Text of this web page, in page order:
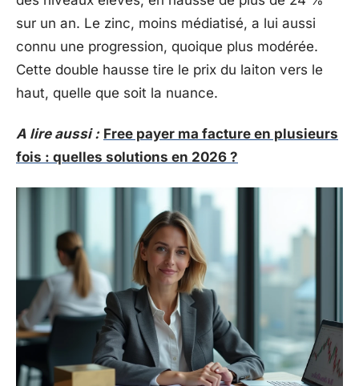
sur un an. Le zinc, moins médiatisé, a lui aussi
connu une progression, quoique plus modérée.
Cette double hausse tire le prix du laiton vers le
haut, quelle que soit la nuance.
A lire aussi : Free payer ma facture en plusieurs
fois : quelles solutions en 2026 ?